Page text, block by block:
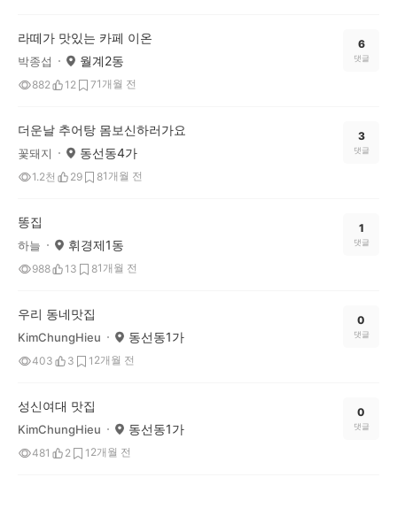
라떼가 맛있는 카페 이온
박종섭 월계2동
882 12 71개월 전
6
댓글
더운날 추어탕 몸보신하러가요
꽃돼지 동선동4가
1.2천 29 81개월 전
3
댓글
똥집
하늘 휘경제1동
988 13 81개월 전
1
댓글
우리 동네맛집
KimChungHieu 동선동1가
403 3 1 2개월 전
0
댓글
성신여대 맛집
KimChungHieu 동선동1가
481 2 1 2개월 전
0
댓글